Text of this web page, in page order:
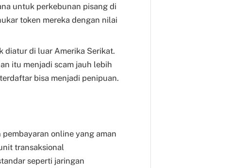
untuk perkebunan pisang di
token mereka dengan nilai
diatur di luar Amerika Serikat.
itu menjadi scam jauh lebih
bisa menjadi penipuan.
pembayaran online yang aman
transaksional
seperti jaringan